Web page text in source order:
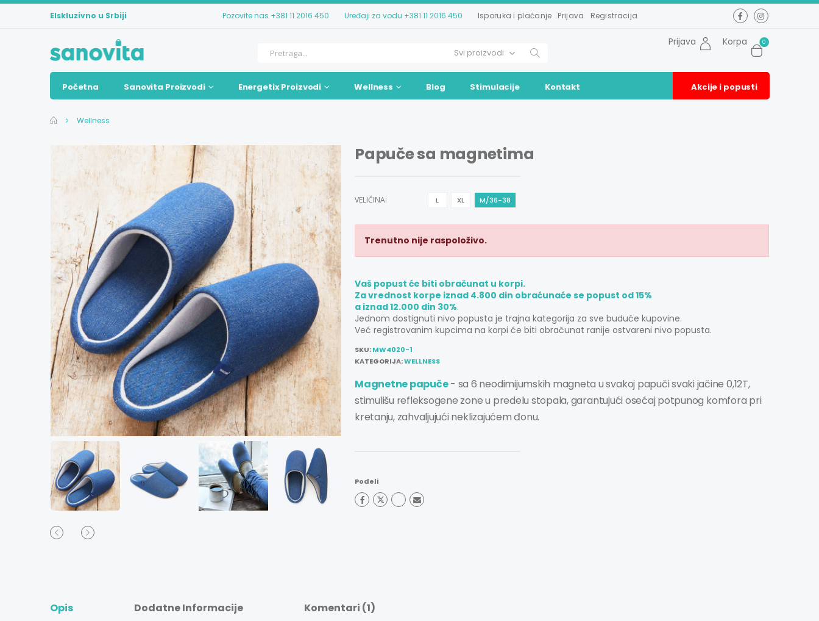
Elskluzivno u Srbiji Pozovite nas +381 11 2016 450 Uređaji za vodu +381 11 2016 450 Isporuka i plaćanje Prijava Registracija
Prijava Korpa 0
Početna Sanovita Proizvodi Energetix Proizvodi Wellness Blog Stimulacije Kontakt Akcije i popusti
Wellness
Papuče sa magnetima
VELIČINA: L XL M/36-38
Trenutno nije raspoloživo.
Vaš popust će biti obračunat u korpi.
Za vrednost korpe iznad 4.800 din obraćunaće se popust od 15%
a iznad 12.000 din 30%.
Jednom dostignuti nivo popusta je trajna kategorija za sve buduće kupovine.
Već registrovanim kupcima na korpi će biti obračunat ranije ostvareni nivo popusta.
SKU:MW4020-1
KATEGORIJA:WELLNESS
Magnetne papuče- sa 6 neodimijumskih magneta u svakoj papuči svaki jačine 0,12T,
stimulišu refleksogene zone u predelu stopala, garantujući osećaj potpunog komfora pri
kretanju, zahvaljujući neklizajućem đonu.
Podeli
Opis Dodatne Informacije Komentari (1)